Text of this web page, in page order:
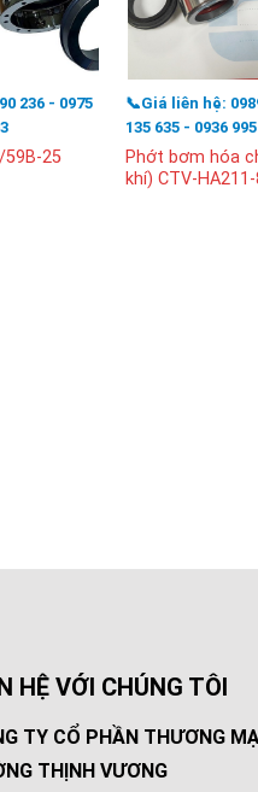
236 - 0975
59B-25
📞Giá liên hệ:
135 635 - 0936
Phớt bơm hóa
khí) CTV-
HỆ VỚI CHÚNG TÔI
TY CỔ PHẦN THƯƠNG
THỊNH VƯƠNG